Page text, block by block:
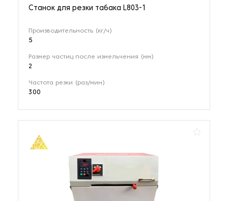
Станок для резки табака L803-1
Производительность (кг/ч)
5
Размер частиц после измельчения (мм)
2
Частота резки (раз/мин)
300